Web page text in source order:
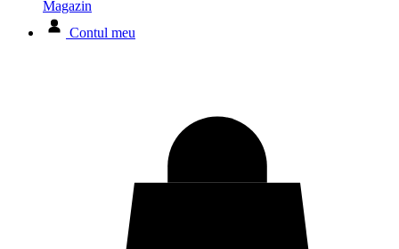
Magazin
Contul meu